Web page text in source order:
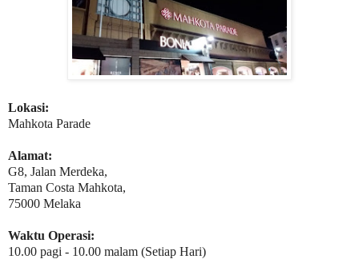
Lokasi:
Mahkota Parade
Alamat:
G8, Jalan Merdeka,
Taman Costa Mahkota,
75000 Melaka
Waktu Operasi:
10.00 pagi - 10.00 malam (Setiap Hari)